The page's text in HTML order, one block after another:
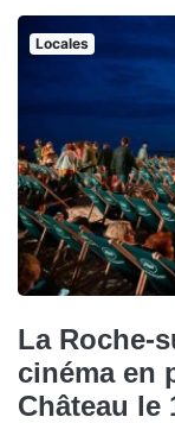
Locales
La Roche-
cinéma en
Château le